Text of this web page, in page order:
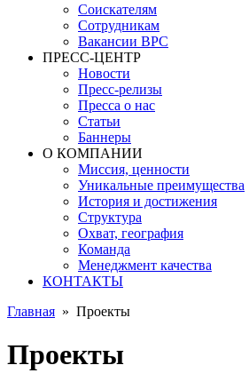
Соискателям
Сотрудникам
Вакансии BPC
ПРЕСС-ЦЕНТР
Новости
Пресс-релизы
Пресса о нас
Статьи
Баннеры
О КОМПАНИИ
Миссия, ценности
Уникальные преимущества
История и достижения
Структура
Охват, география
Команда
Менеджмент качества
КОНТАКТЫ
Главная » Проекты
Проекты